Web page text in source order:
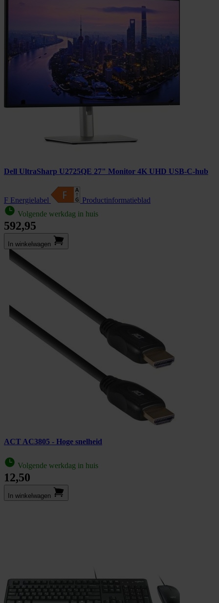
Dell UltraSharp U2725QE 27" Monitor 4K UHD USB-C-hub
F Energielabel
Product­informatieblad
Volgende werkdag in huis
592,95
In winkel­wagen
ACT AC3805 - Hoge snelheid
Volgende werkdag in huis
12,50
In winkel­wagen